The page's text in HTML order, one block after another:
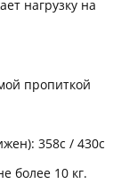
нагрузку на
пропиткой
358c / 430c
более 10 кг.